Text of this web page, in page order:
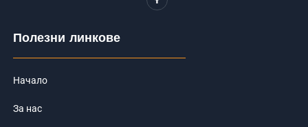
c
f
Полезни линкове
Начало
За нас